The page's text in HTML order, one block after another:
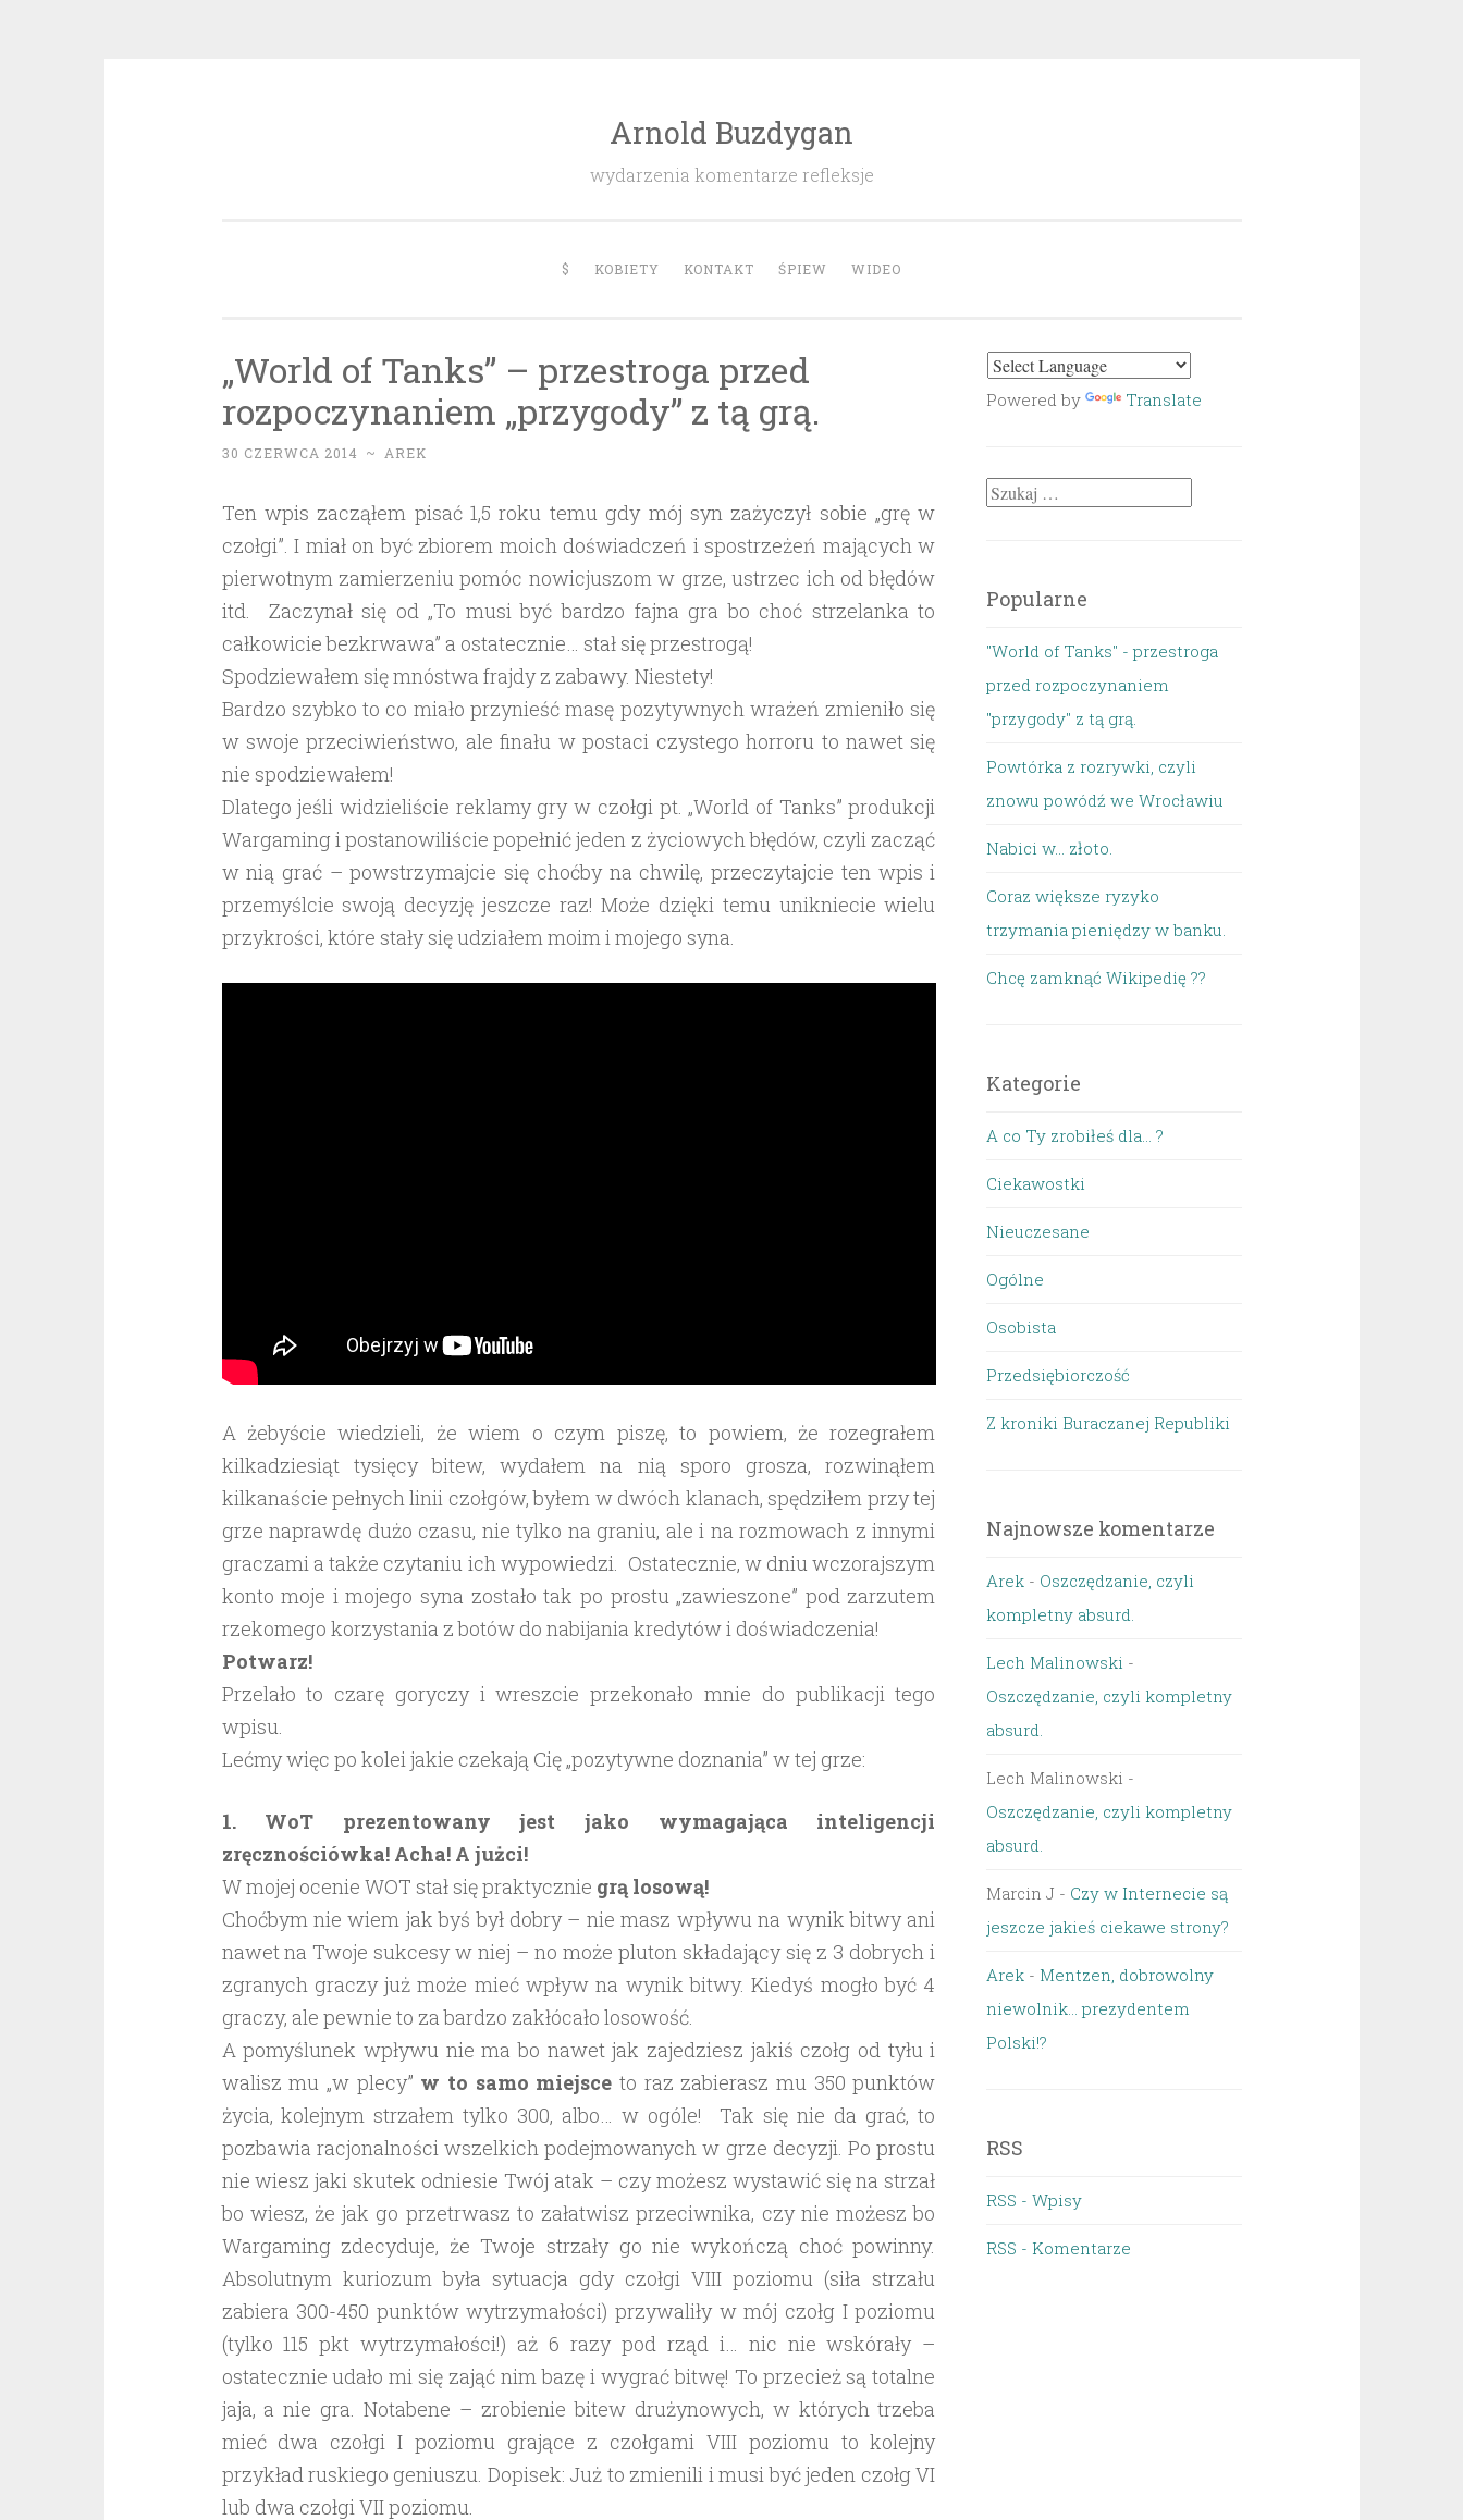
Arnold Buzdygan
wydarzenia komentarze refleksje
$ KOBIETY KONTAKT ŚPIEW WIDEO
„World of Tanks” – przestroga przed
rozpoczynaniem „przygody” z tą grą.
30 CZERWCA 2014 ~ AREK
Ten wpis zacząłem pisać 1,5 roku temu gdy mój syn zażyczył sobie „grę w
czołgi”. I miał on być zbiorem moich doświadczeń i spostrzeżeń mających w
pierwotnym zamierzeniu pomóc nowicjuszom w grze, ustrzec ich od błędów
itd. Zaczynał się od „To musi być bardzo fajna gra bo choć strzelanka to
całkowicie bezkrwawa” a ostatecznie… stał się przestrogą!
Spodziewałem się mnóstwa frajdy z zabawy. Niestety!
Bardzo szybko to co miało przynieść masę pozytywnych wrażeń zmieniło się
w swoje przeciwieństwo, ale finału w postaci czystego horroru to nawet się
nie spodziewałem!
Dlatego jeśli widzieliście reklamy gry w czołgi pt. „World of Tanks” produkcji
Wargaming i postanowiliście popełnić jeden z życiowych błędów, czyli zacząć
w nią grać – powstrzymajcie się choćby na chwilę, przeczytajcie ten wpis i
przemyślcie swoją decyzję jeszcze raz! Może dzięki temu unikniecie wielu
przykrości, które stały się udziałem moim i mojego syna.
A żebyście wiedzieli, że wiem o czym piszę, to powiem, że rozegrałem
kilkadziesiąt tysięcy bitew, wydałem na nią sporo grosza, rozwinąłem
kilkanaście pełnych linii czołgów, byłem w dwóch klanach, spędziłem przy tej
grze naprawdę dużo czasu, nie tylko na graniu, ale i na rozmowach z innymi
graczami a także czytaniu ich wypowiedzi. Ostatecznie, w dniu wczorajszym
konto moje i mojego syna zostało tak po prostu „zawieszone” pod zarzutem
rzekomego korzystania z botów do nabijania kredytów i doświadczenia!
Potwarz!
Przelało to czarę goryczy i wreszcie przekonało mnie do publikacji tego
wpisu.
Lećmy więc po kolei jakie czekają Cię „pozytywne doznania” w tej grze:
1. WoT prezentowany jest jako wymagająca inteligencji
zręcznościówka! Acha! A jużci!
W mojej ocenie WOT stał się praktycznie grą losową!
Choćbym nie wiem jak byś był dobry – nie masz wpływu na wynik bitwy ani
nawet na Twoje sukcesy w niej – no może pluton składający się z 3 dobrych i
zgranych graczy już może mieć wpływ na wynik bitwy. Kiedyś mogło być 4
graczy, ale pewnie to za bardzo zakłócało losowość.
A pomyślunek wpływu nie ma bo nawet jak zajedziesz jakiś czołg od tyłu i
walisz mu „w plecy” w to samo miejsce to raz zabierasz mu 350 punktów
życia, kolejnym strzałem tylko 300, albo… w ogóle! Tak się nie da grać, to
pozbawia racjonalności wszelkich podejmowanych w grze decyzji. Po prostu
nie wiesz jaki skutek odniesie Twój atak – czy możesz wystawić się na strzał
bo wiesz, że jak go przetrwasz to załatwisz przeciwnika, czy nie możesz bo
Wargaming zdecyduje, że Twoje strzały go nie wykończą choć powinny.
Absolutnym kuriozum była sytuacja gdy czołgi VIII poziomu (siła strzału
zabiera 300-450 punktów wytrzymałości) przywaliły w mój czołg I poziomu
(tylko 115 pkt wytrzymałości!) aż 6 razy pod rząd i… nic nie wskórały –
ostatecznie udało mi się zająć nim bazę i wygrać bitwę! To przecież są totalne
jaja, a nie gra. Notabene – zrobienie bitew drużynowych, w których trzeba
mieć dwa czołgi I poziomu grające z czołgami VIII poziomu to kolejny
przykład ruskiego geniuszu. Dopisek: Już to zmienili i musi być jeden czołg VI
lub dwa czołgi VII poziomu.
Powered by Translate
Szukaj:
Popularne
"World of Tanks" - przestroga
przed rozpoczynaniem
"przygody" z tą grą.
Powtórka z rozrywki, czyli
znowu powódź we Wrocławiu
Nabici w... złoto.
Coraz większe ryzyko
trzymania pieniędzy w banku.
Chcę zamknąć Wikipedię ??
Kategorie
A co Ty zrobiłeś dla… ?
Ciekawostki
Nieuczesane
Ogólne
Osobista
Przedsiębiorczość
Z kroniki Buraczanej Republiki
Najnowsze komentarze
Arek - Oszczędzanie, czyli
kompletny absurd.
Lech Malinowski -
Oszczędzanie, czyli kompletny
absurd.
Lech Malinowski -
Oszczędzanie, czyli kompletny
absurd.
Marcin J - Czy w Internecie są
jeszcze jakieś ciekawe strony?
Arek - Mentzen, dobrowolny
niewolnik… prezydentem
Polski!?
RSS
RSS - Wpisy
RSS - Komentarze